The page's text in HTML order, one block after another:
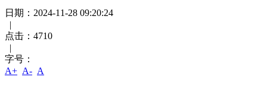
日期：2024-11-28 09:20:24
|
点击： 4710
|
字号：
A+ A- A